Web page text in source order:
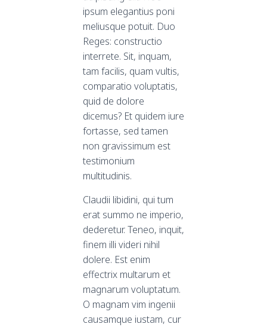
ipsum elegantius poni
meliusque potuit. Duo
Reges: constructio
interrete. Sit, inquam,
tam facilis, quam vultis,
comparatio voluptatis,
quid de dolore
dicemus? Et quidem iure
fortasse, sed tamen
non gravissimum est
testimonium
multitudinis.
Claudii libidini, qui tum
erat summo ne imperio,
dederetur. Teneo, inquit,
finem illi videri nihil
dolere. Est enim
effectrix multarum et
magnarum voluptatum.
O magnam vim ingenii
causamque iustam, cur